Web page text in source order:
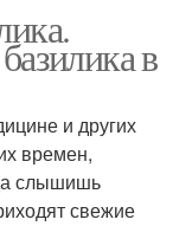
в
и других
времен,
слышишь
свежие